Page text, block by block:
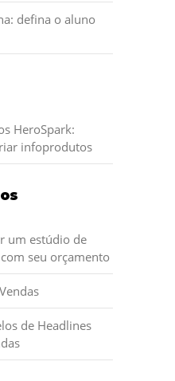
defina o aluno
HeroSpark:
infoprodutos
um estúdio de
seu orçamento
de Headlines